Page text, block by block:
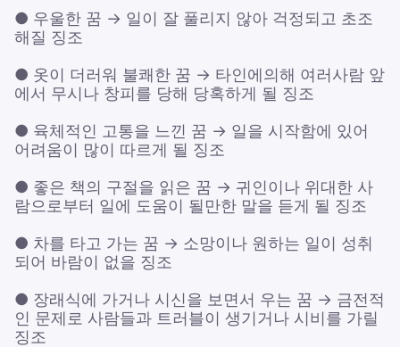
● 우울한 꿈 → 일이 잘 풀리지 않아 걱정되고 초조
해질 징조
● 옷이 더러워 불쾌한 꿈 → 타인에의해 여러사람 앞
에서 무시나 창피를 당해 당혹하게 될 징조
● 육체적인 고통을 느낀 꿈 → 일을 시작함에 있어
어려움이 많이 따르게 될 징조
● 좋은 책의 구절을 읽은 꿈 → 귀인이나 위대한 사
람으로부터 일에 도움이 될만한 말을 듣게 될 징조
● 차를 타고 가는 꿈 → 소망이나 원하는 일이 성취
되어 바람이 없을 징조
● 장래식에 가거나 시신을 보면서 우는 꿈 → 금전적
인 문제로 사람들과 트러블이 생기거나 시비를 가릴
징조